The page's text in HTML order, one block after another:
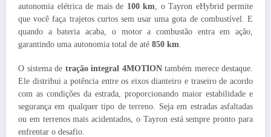
autonomia elétrica de mais de 100 km , o Tayron eHybrid permite
que você faça trajetos curtos sem usar uma gota de combustível. E
quando a bateria acaba, o motor a combustão entra em ação,
garantindo uma autonomia total de até 850 km
O sistema de tração integral 4MOTIONtambém merece destaque.
Ele distribui a potência entre os eixos dianteiro e traseiro de acordo
com as condições da estrada, proporcionando maior estabilidade e
segurança em qualquer tipo de terreno. Seja em estradas asfaltadas
ou em terrenos mais acidentados, o Tayron está sempre pronto para
enfrentar o desafio.